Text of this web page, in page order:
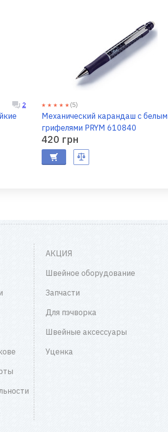
2 (5)
Механический карандаш с
грифелями PRYM 610840
420 грн
АКЦИЯ
Швейное оборудование
Запчасти
Для пэчворка
Швейные аксессуары
Уценка